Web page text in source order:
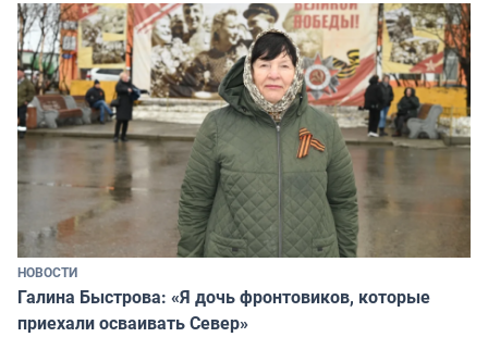
НОВОСТИ
Галина Быстрова: «Я дочь фронтовиков, которые
приехали осваивать Север»